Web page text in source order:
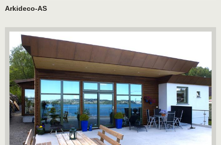
Arkideco-AS